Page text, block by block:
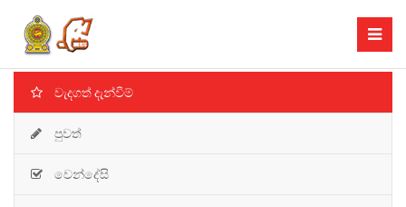
වැදගත් දැන්වීම්
පුවත්
වෙන්දේසි